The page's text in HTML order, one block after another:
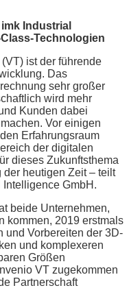
Industrial
Technologien
ist der führende
Das
sehr großer
wird mehr
Kunden dabei
Vor einigen
Erfahrungsraum
der digitalen
dieses Zukunftsthema
heutigen Zeit – teilt
GmbH.
beide Unternehmen,
kommen, 2019 erstmals
und Vorbereiten der 3D-
und komplexeren
Größen
VT zugekommen
Partnerschaft